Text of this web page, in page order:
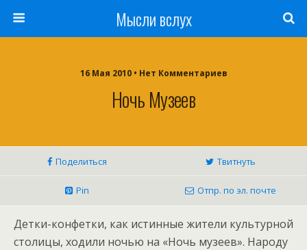
Мысли вслух
16 Мая 2010 • Нет Комментариев
Ночь Музеев
Поделиться Твитнуть
Pin Отпр. по эл. почте
Детки-конфетки, как истинные жители культурной
столицы, ходили ночью на «Ночь музеев». Народу